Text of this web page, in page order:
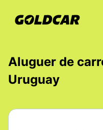
Aluguer de
Uruguay